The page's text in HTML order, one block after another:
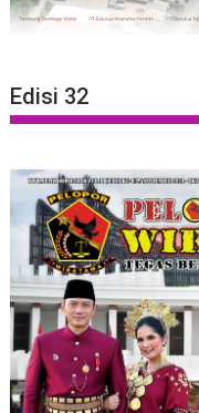
Edisi 32